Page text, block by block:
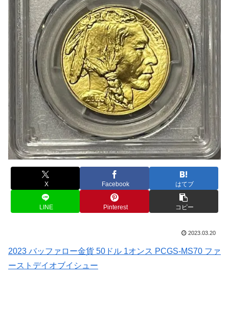
X Facebook はてブ
LINE Pinterest コピー
2023.03.20
2023 バッファロー金貨 50ドル 1オンス PCGS-MS70 ファ
ーストデイオブイシュー